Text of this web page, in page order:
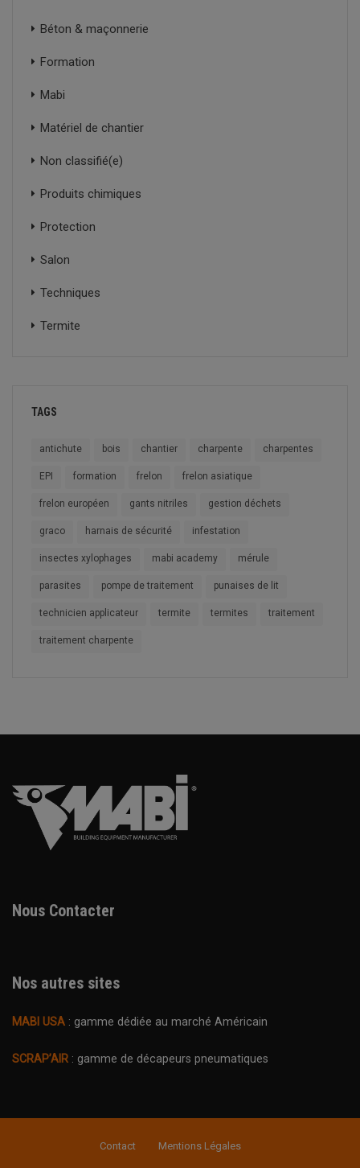
Béton & maçonnerie
Formation
Mabi
Matériel de chantier
Non classifié(e)
Produits chimiques
Protection
Salon
Techniques
Termite
TAGS
antichute bois chantier charpente charpentes
EPI formation frelon frelon asiatique
frelon européen gants nitriles gestion déchets
graco harnais de sécurité infestation
insectes xylophages mabi academy mérule
parasites pompe de traitement punaises de lit
technicien applicateur termite termites traitement
traitement charpente
Nous Contacter
Nos autres sites
MABI USA : gamme dédiée au marché Américain
SCRAP’AIR : gamme de décapeurs pneumatiques
Contact Mentions Légales